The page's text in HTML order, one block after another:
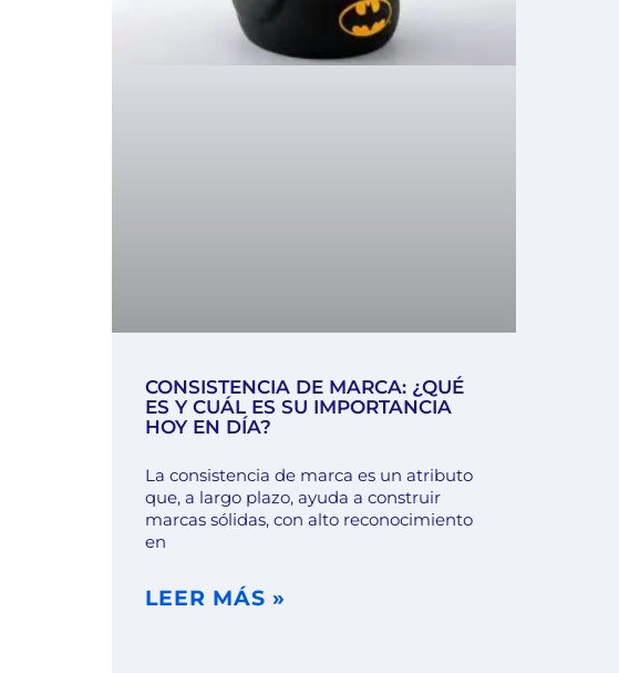
CONSISTENCIA DE MARCA: ¿QUÉ
ES Y CUÁL ES SU IMPORTANCIA
HOY EN DÍA?
La consistencia de marca es un atributo
que, a largo plazo, ayuda a construir
marcas sólidas, con alto reconocimiento
en
LEER MÁS »